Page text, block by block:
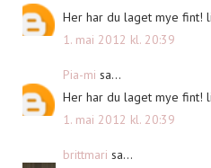
Her har du laget mye fint!
1. mai 2012 kl. 20:39
Pia-mi sa...
Her har du laget mye fint!
1. mai 2012 kl. 20:39
brittmari sa...